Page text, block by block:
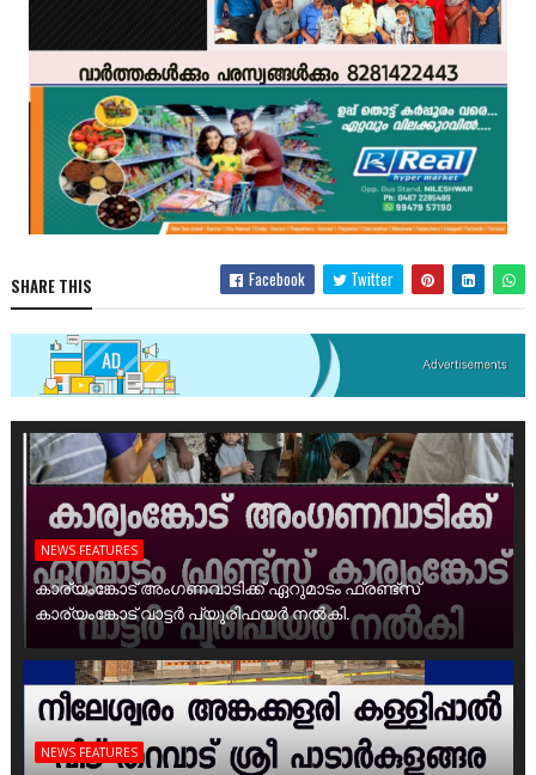
SHARE THIS Facebook Twitter
NEWS FEATURES
കാര്യംങ്കോട് അംഗണവാടിക്ക് ഏറുമാടം ഫ്രണ്ട്സ്
കാര്യംങ്കോട് വാട്ടർ പ്യൂരിഫയർ നൽകി.
NEWS FEATURES